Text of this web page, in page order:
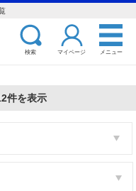
検索 マイページ メニュー
件を表示